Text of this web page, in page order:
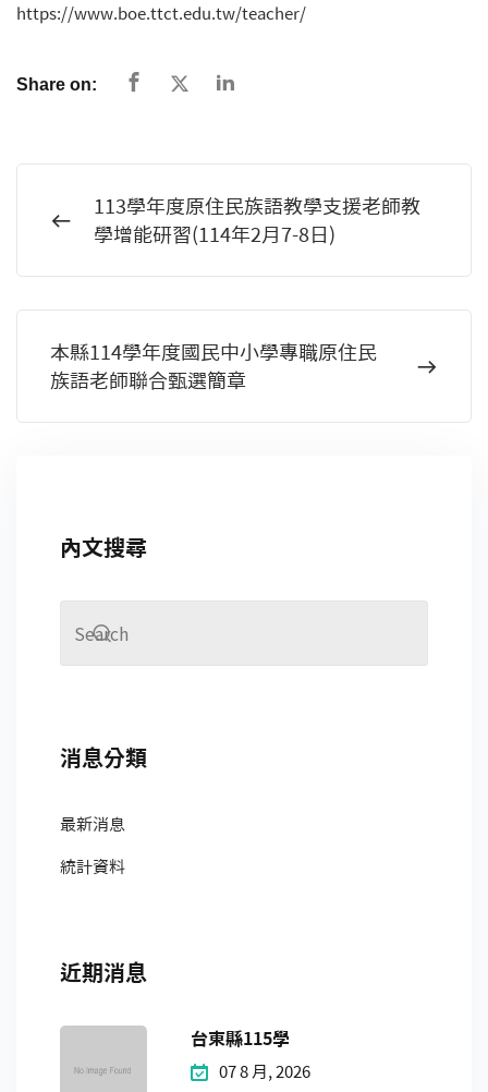
https://www.boe.ttct.edu.tw/teacher/
Share on:
113學年度原住民族語教學支援老師教
學增能研習(114年2月7-8日)
本縣114學年度國民中小學專職原住民
族語老師聯合甄選簡章
內文搜尋
消息分類
最新消息
統計資料
近期消息
台東縣115學
07 8 月, 2026